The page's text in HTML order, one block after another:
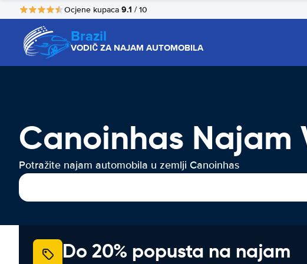
Ocjene kupaca 9.1 / 10
Brazil
VODIČ ZA NAJAM AUTOMOBILA
Canoinhas Najam
Potražite najam automobila u zemlji Canoinhas
Do 20% popusta na najam